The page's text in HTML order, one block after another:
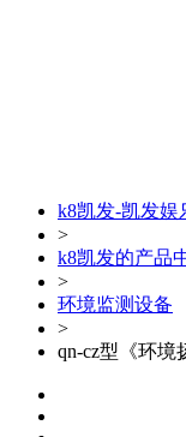
k8凯发-凯发娱
>
k8凯发的产品
>
环境监测设备
>
qn-cz型《环境